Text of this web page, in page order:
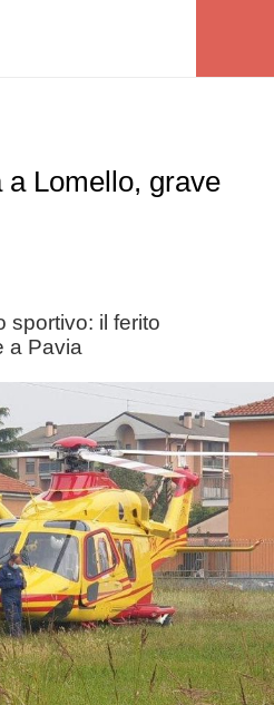
a Lomello, grave
sportivo: il ferito
a Pavia